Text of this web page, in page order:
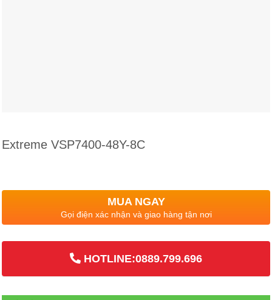
Extreme VSP7400-48Y-8C
MUA NGAY
Gọi điện xác nhận và giao hàng tận nơi
HOTLINE:0889.799.696